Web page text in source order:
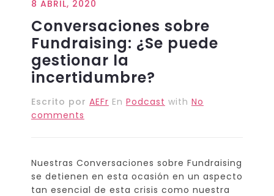
8 ABRIL, 2020
Conversaciones sobre
Fundraising: ¿Se puede
gestionar la
incertidumbre?
Escrito por AEFr En Podcast with No
comments
Nuestras Conversaciones sobre Fundraising
se detienen en esta ocasión en un aspecto
tan esencial de esta crisis como nuestra